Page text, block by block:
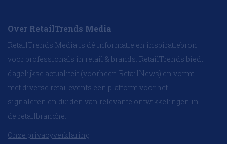
Over RetailTrends Media
RetailTrends Media is dé informatie en inspiratiebron
voor professionals in retail & brands. RetailTrends biedt
dagelijkse actualiteit (voorheen RetailNews) en vormt
met diverse retailevents een platform voor het
signaleren en duiden van relevante ontwikkelingen in
de retailbranche.
Onze privacyverklaring